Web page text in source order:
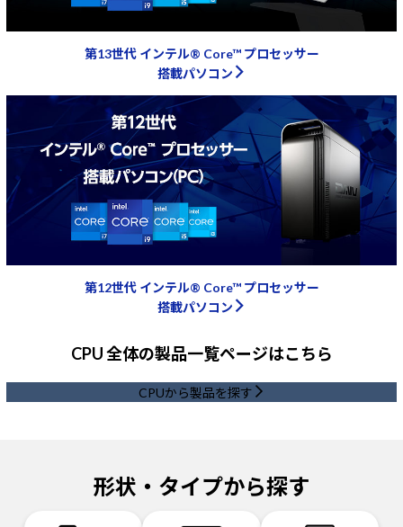
第13世代 インテル® Core™ プロセッサー
搭載パソコン
第12世代 インテル® Core™ プロセッサー
搭載パソコン
CPU 全体の製品一覧ページはこちら
CPUから製品を探す
形状・タイプから探す